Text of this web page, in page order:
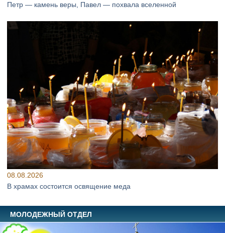
Петр — камень веры, Павел — похвала вселенной
08.08.2026
В храмах состоится освящение меда
МОЛОДЕЖНЫЙ ОТДЕЛ